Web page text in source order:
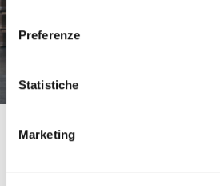
Preferenze
Statistiche
Marketing
S.I.EL Impianti and Coca-Cola 30